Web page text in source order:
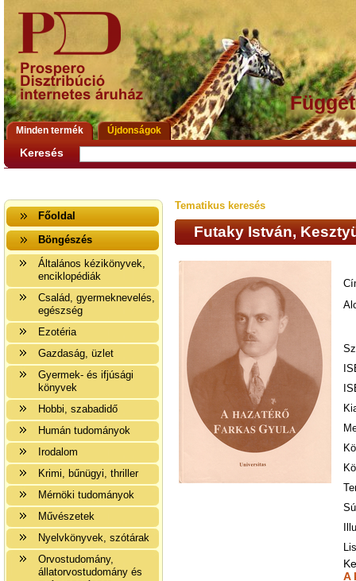
Minden termék Újdonságok
Keresés
Főoldal
Böngészés
Általános kézikönyvek,
enciklopédiák
Család, gyermeknevelés,
egészség
Ezotéria
Gazdaság, üzlet
Gyermek- és ifjúsági
könyvek
Hobbi, szabadidő
Humán tudományok
Irodalom
Krimi, bűnügyi, thriller
Mérnöki tudományok
Művészetek
Nyelvkönyvek, szótárak
Orvostudomány,
állatorvostudomány és
Tematikus keresés
Futaky István,
A